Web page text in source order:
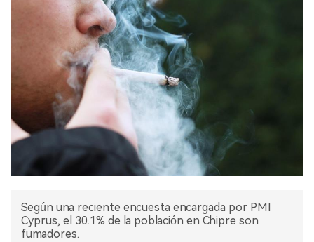
DATOS
EXPOSICIÓN
ENTREVISTA
Según una reciente encuesta encargada por PMI
Cyprus, el 30.1% de la población en Chipre son
fumadores.